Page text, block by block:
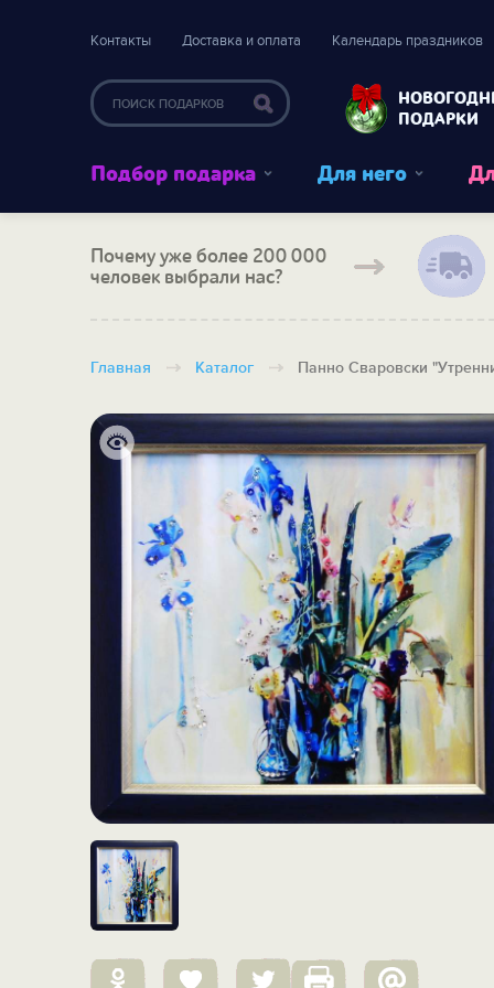
Контакты Доставка и оплата Календарь праздников
ПОДАРКИ
Подбор подарка Для него
Почему уже более 200 000
человек выбрали нас?
Главная Каталог Панно Сваровски